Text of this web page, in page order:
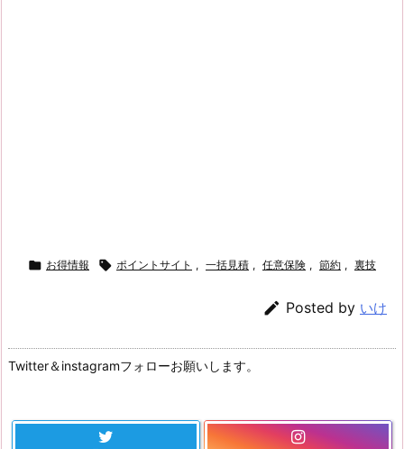
 お得情報  ポイントサイト , 一括見積 , 任意保険 , 節約 , 裏技
 Posted by いけ
Twitter＆instagramフォローお願いします。